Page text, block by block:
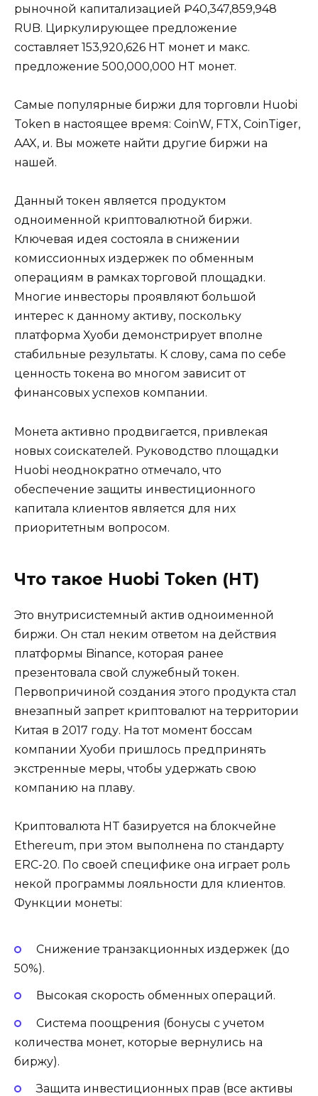
рыночной капитализацией ₽40,347,859,948
RUB. Циркулирующее предложение
составляет 153,920,626 HT монет и макс.
предложение 500,000,000 HT монет.
Самые популярные биржи для торговли Huobi
Token в настоящее время: CoinW, FTX, CoinTiger,
AAX, и. Вы можете найти другие биржи на
нашей.
Данный токен является продуктом
одноименной криптовалютной биржи.
Ключевая идея состояла в снижении
комиссионных издержек по обменным
операциям в рамках торговой площадки.
Многие инвесторы проявляют большой
интерес к данному активу, поскольку
платформа Хуоби демонстрирует вполне
стабильные результаты. К слову, сама по себе
ценность токена во многом зависит от
финансовых успехов компании.
Монета активно продвигается, привлекая
новых соискателей. Руководство площадки
Huobi неоднократно отмечало, что
обеспечение защиты инвестиционного
капитала клиентов является для них
приоритетным вопросом.
Что такое Huobi Token (HT)
Это внутрисистемный актив одноименной
биржи. Он стал неким ответом на действия
платформы Binance, которая ранее
презентовала свой служебный токен.
Первопричиной создания этого продукта стал
внезапный запрет криптовалют на территории
Китая в 2017 году. На тот момент боссам
компании Хуоби пришлось предпринять
экстренные меры, чтобы удержать свою
компанию на плаву.
Криптовалюта HT базируется на блокчейне
Ethereum, при этом выполнена по стандарту
ERC-20. По своей специфике она играет роль
некой программы лояльности для клиентов.
Функции монеты:
Снижение транзакционных издержек (до
50%).
Высокая скорость обменных операций.
Система поощрения (бонусы с учетом
количества монет, которые вернулись на
биржу).
Защита инвестиционных прав (все активы